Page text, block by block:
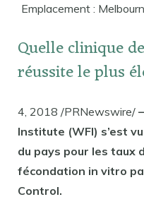
Emplacement :
Quelle clinique
réussite le plus
4, 2018 /PRNewswire/
Institute (WFI) s’est
du pays pour les taux
fécondation in vitro
Control.